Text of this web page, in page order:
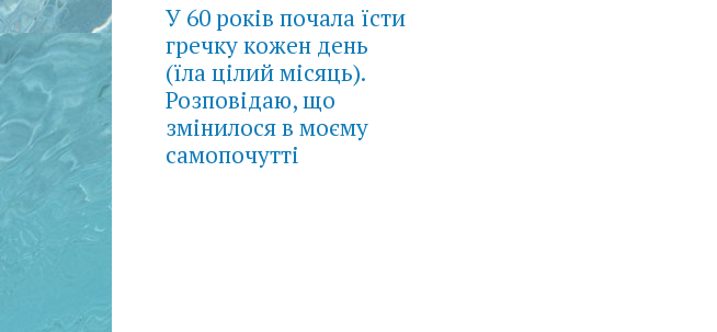
У 60 років почала їсти
гречку кожен день
(їла цілий місяць).
Розповідаю, що
змінилося в моєму
самопочутті